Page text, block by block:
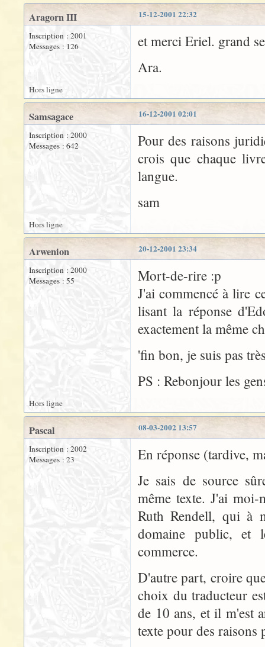
15-12-2001 22:32
Aragorn III
Inscription : 2001
Messages : 126
et merci Eriel. grand
Ara.
Hors ligne
16-12-2001 02:01
Samsagace
Inscription : 2000
Messages : 642
Pour des raisons
crois que chaque
langue.
sam
Hors ligne
20-12-2001 23:34
Arwenion
Inscription : 2000
Messages : 55
Mort-de-rire :p
J'ai commencé à lire
lisant la réponse
exactement la même
'fin bon, je suis pas
PS : Rebonjour les
Hors ligne
08-03-2002 13:57
Pascal
Inscription : 2002
Messages : 23
En réponse (tardive,
Je sais de source
même texte. J'ai
Ruth Rendell, qui à
domaine public, et
commerce.
D'autre part, croire
choix du traducteur
de 10 ans, et il m'est
texte pour des raisons